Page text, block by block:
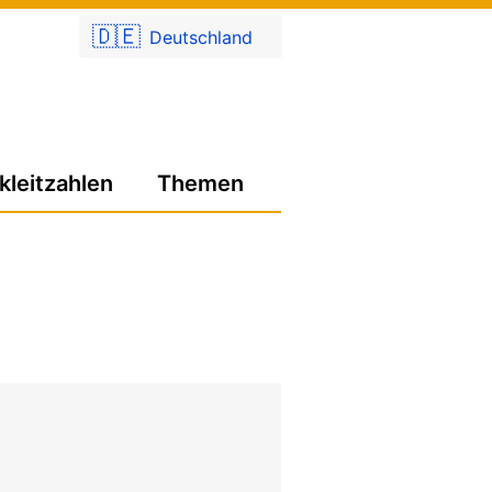
🇩🇪 Deutschland
Themen